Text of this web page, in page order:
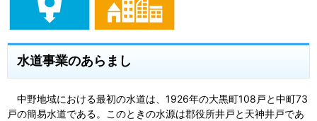
水道事業のあらまし
中野地域における最初の水道は、1926年の大黒町108戸と中町73
戸の簡易水道である。このときの水源は郡役所井戸と天神井戸であ